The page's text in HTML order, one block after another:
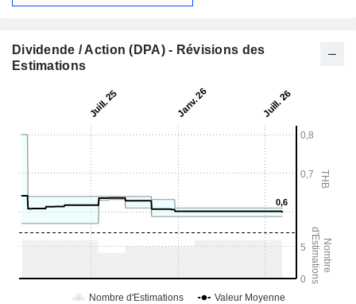
Dividende / Action (DPA) - Révisions des
Estimations